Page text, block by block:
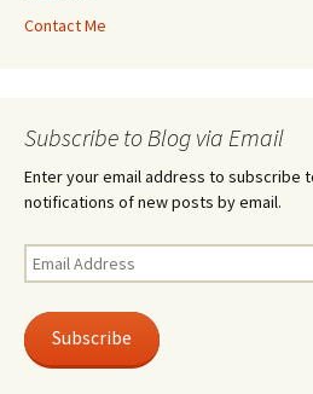
Contact Me
Subscribe to Blog via Email
Enter your email address to subscribe
notifications of new posts by email.
Email
Address
Subscribe